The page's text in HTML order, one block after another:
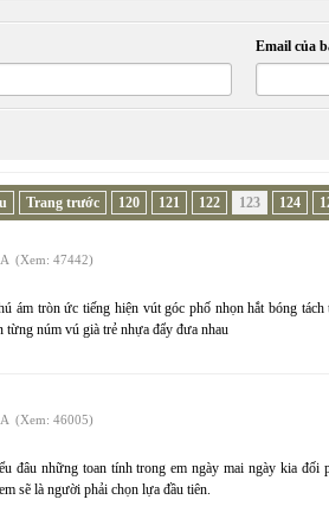
Email của
Trang trước 120 121 122 123 124
(Xem: 47442)
ám tròn ức tiếng hiện vút góc phố nhọn hắt bóng
từng núm vú già trẻ nhựa đẩy đưa nhau
(Xem: 46005)
đâu những toan tính trong em ngày mai ngày kia
sẽ là người phải chọn lựa đầu tiên.